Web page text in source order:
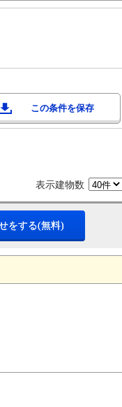
この条件を保存
表示建物数
をする(無料)